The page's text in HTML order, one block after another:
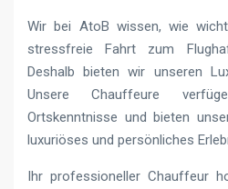
Wir bei AtoB wissen, wie
stressfreie Fahrt zum
Deshalb bieten wir unseren
Unsere Chauffeure
Ortskenntnisse und bieten
luxuriöses und persönliches
Ihr professioneller Chauffeur